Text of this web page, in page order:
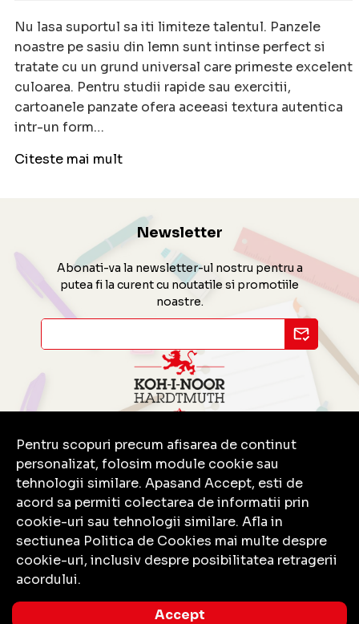
Nu lasa suportul sa iti limiteze talentul. Panzele
noastre pe sasiu din lemn sunt intinse perfect si
tratate cu un grund universal care primeste excelent
culoarea. Pentru studii rapide sau exercitii,
cartoanele panzate ofera aceeasi textura autentica
intr-un form…
Citeste mai mult
Contact
Informatii
Servicii clienti
Newsletter
Abonati-va la newsletter-ul nostru pentru a
putea fi la curent cu noutatile si promotiile
noastre.
© Copyright 2026 Koh-I-Noor.Toate drepturile rezervate.
Pentru scopuri precum afisarea de continut
personalizat, folosim module cookie sau
tehnologii similare. Apasand Accept, esti de
acord sa permiti colectarea de informatii prin
cookie-uri sau tehnologii similare. Afla in
sectiunea Politica de Cookies mai multe despre
cookie-uri, inclusiv despre posibilitatea retragerii
acordului.
Accept